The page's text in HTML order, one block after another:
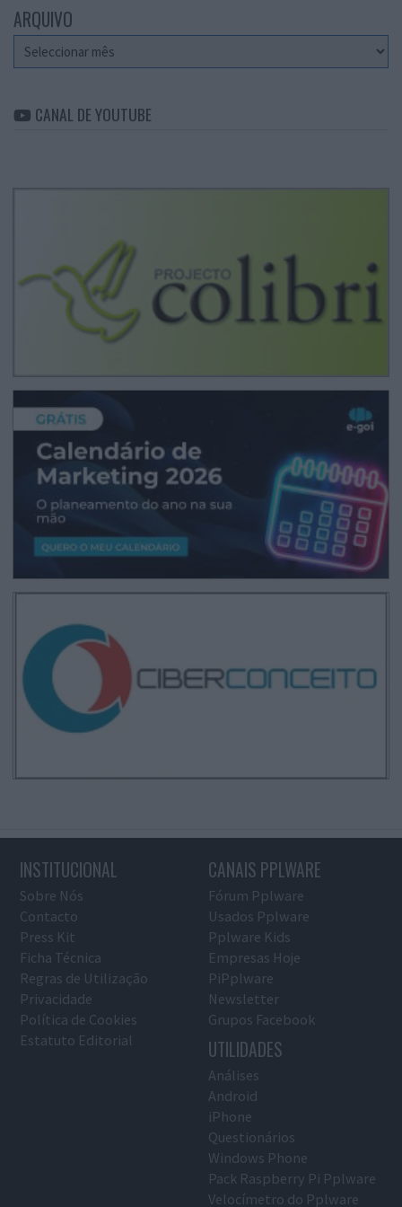
ARQUIVO
Arquivo
CANAL DE YOUTUBE
INSTITUCIONAL
Sobre Nós
Contacto
Press Kit
Ficha Técnica
Regras de Utilização
Privacidade
Política de Cookies
Estatuto Editorial
CANAIS PPLWARE
Fórum Pplware
Usados Pplware
Pplware Kids
Empresas Hoje
PiPplware
Newsletter
Grupos Facebook
UTILIDADES
Análises
Android
iPhone
Questionários
Windows Phone
Pack Raspberry Pi Pplware
Velocímetro do Pplware